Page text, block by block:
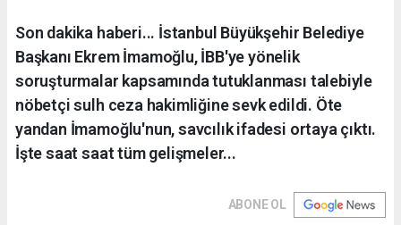
Son dakika haberi... İstanbul Büyükşehir Belediye
Başkanı Ekrem İmamoğlu, İBB'ye yönelik
soruşturmalar kapsamında tutuklanması talebiyle
nöbetçi sulh ceza hakimliğine sevk edildi. Öte
yandan İmamoğlu'nun, savcılık ifadesi ortaya çıktı.
İşte saat saat tüm gelişmeler...
ABONE OL